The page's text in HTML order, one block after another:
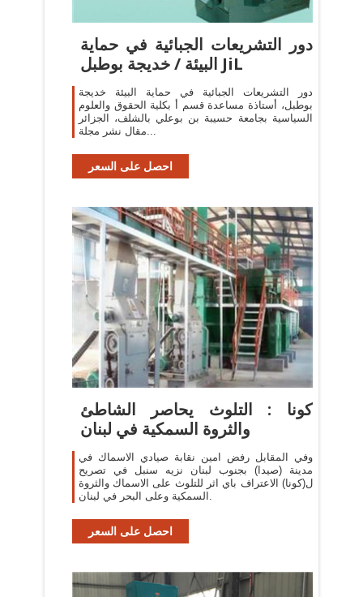
دور التشريعات الجبائية في حماية
البيئة / خديجة بوطبل JiL
دور التشريعات الجبائية في حماية البيئة خديجة
بوطبل، أستاذة مساعدة قسم أ بكلية الحقوق والعلوم
السياسية بجامعة حسيبة بن بوعلي بالشلف، الجزائر
مقال نشر مجلة...
احصل على السعر
كونا : التلوث يحاصر الشاطئ
والثروة السمكية في لبنان
وفي المقابل رفض امين نقابة صيادي الاسماك في
مدينة (صيدا) بجنوب لبنان نزيه سنبل في تصريح
ل(كونا) الاعتراف باي اثر للتلوث على الاسماك والثروة
السمكية وعلى البحر في لبنان.
احصل على السعر